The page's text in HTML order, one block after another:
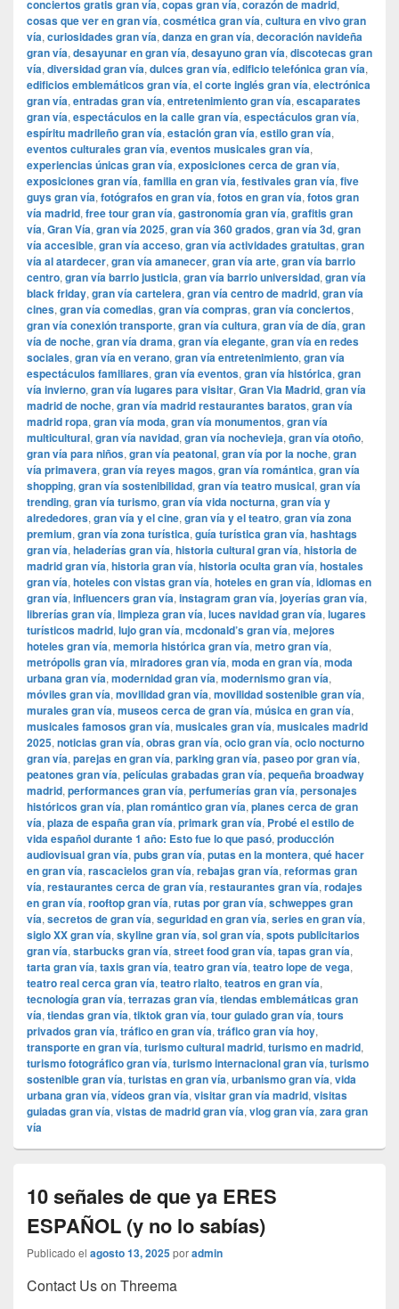
conciertos gratis gran vía, copas gran vía, corazón de madrid,
cosas que ver en gran vía, cosmética gran vía, cultura en vivo gran
vía, curiosidades gran vía, danza en gran vía, decoración navideña
gran vía, desayunar en gran vía, desayuno gran vía, discotecas gran
vía, diversidad gran vía, dulces gran vía, edificio telefónica gran vía,
edificios emblemáticos gran vía, el corte inglés gran vía, electrónica
gran vía, entradas gran vía, entretenimiento gran vía, escaparates
gran vía, espectáculos en la calle gran vía, espectáculos gran vía,
espíritu madrileño gran vía, estación gran vía, estilo gran vía,
eventos culturales gran vía, eventos musicales gran vía,
experiencias únicas gran vía, exposiciones cerca de gran vía,
exposiciones gran vía, familia en gran vía, festivales gran vía, five
guys gran vía, fotógrafos en gran vía, fotos en gran vía, fotos gran
vía madrid, free tour gran vía, gastronomía gran vía, grafitis gran
vía, Gran Vía, gran vía 2025, gran vía 360 grados, gran vía 3d, gran
vía accesible, gran vía acceso, gran vía actividades gratuitas, gran
vía al atardecer, gran vía amanecer, gran vía arte, gran vía barrio
centro, gran vía barrio justicia, gran vía barrio universidad, gran vía
black friday, gran vía cartelera, gran vía centro de madrid, gran vía
cines, gran vía comedias, gran vía compras, gran vía conciertos,
gran vía conexión transporte, gran vía cultura, gran vía de día, gran
vía de noche, gran vía drama, gran vía elegante, gran vía en redes
sociales, gran vía en verano, gran vía entretenimiento, gran vía
espectáculos familiares, gran vía eventos, gran vía histórica, gran
vía invierno, gran vía lugares para visitar, ​​Gran Via Madrid, gran vía
madrid de noche, gran vía madrid restaurantes baratos, gran vía
madrid ropa, gran vía moda, gran vía monumentos, gran vía
multicultural, gran vía navidad, gran vía nochevieja, gran vía otoño,
gran vía para niños, gran vía peatonal, gran vía por la noche, gran
vía primavera, gran vía reyes magos, gran vía romántica, gran vía
shopping, gran vía sostenibilidad, gran vía teatro musical, gran vía
trending, gran vía turismo, gran vía vida nocturna, gran vía y
alrededores, gran vía y el cine, gran vía y el teatro, gran vía zona
premium, gran vía zona turística, guía turística gran vía, hashtags
gran vía, heladerías gran vía, historia cultural gran vía, historia de
madrid gran vía, historia gran vía, historia oculta gran vía, hostales
gran vía, hoteles con vistas gran vía, hoteles en gran vía, idiomas en
gran vía, influencers gran vía, instagram gran vía, joyerías gran vía,
librerías gran vía, limpieza gran vía, luces navidad gran vía, lugares
turísticos madrid, lujo gran vía, mcdonald’s gran vía, mejores
hoteles gran vía, memoria histórica gran vía, metro gran vía,
metrópolis gran vía, miradores gran vía, moda en gran vía, moda
urbana gran vía, modernidad gran vía, modernismo gran vía,
móviles gran vía, movilidad gran vía, movilidad sostenible gran vía,
murales gran vía, museos cerca de gran vía, música en gran vía,
musicales famosos gran vía, musicales gran vía, musicales madrid
2025, noticias gran vía, obras gran vía, ocio gran vía, ocio nocturno
gran vía, parejas en gran vía, parking gran vía, paseo por gran vía,
peatones gran vía, películas grabadas gran vía, pequeña broadway
madrid, performances gran vía, perfumerías gran vía, personajes
históricos gran vía, plan romántico gran vía, planes cerca de gran
vía, plaza de españa gran vía, primark gran vía, Probé el estilo de
vida español durante 1 año: Esto fue lo que pasó, producción
audiovisual gran vía, pubs gran vía, putas en la montera, qué hacer
en gran vía, rascacielos gran vía, rebajas gran vía, reformas gran
vía, restaurantes cerca de gran vía, restaurantes gran vía, rodajes
en gran vía, rooftop gran vía, rutas por gran vía, schweppes gran
vía, secretos de gran vía, seguridad en gran vía, series en gran vía,
siglo XX gran vía, skyline gran vía, sol gran vía, spots publicitarios
gran vía, starbucks gran vía, street food gran vía, tapas gran vía,
tarta gran vía, taxis gran vía, teatro gran vía, teatro lope de vega,
teatro real cerca gran vía, teatro rialto, teatros en gran vía,
tecnología gran vía, terrazas gran vía, tiendas emblemáticas gran
vía, tiendas gran vía, tiktok gran vía, tour guiado gran vía, tours
privados gran vía, tráfico en gran vía, tráfico gran vía hoy,
transporte en gran vía, turismo cultural madrid, turismo en madrid,
turismo fotográfico gran vía, turismo internacional gran vía, turismo
sostenible gran vía, turistas en gran vía, urbanismo gran vía, vida
urbana gran vía, vídeos gran vía, visitar gran vía madrid, visitas
guiadas gran vía, vistas de madrid gran vía, vlog gran vía, zara gran
vía
10 señales de que ya ERES
ESPAÑOL (y no lo sabías)
Publicado el agosto 13, 2025poradmin
Contact Us on Threema